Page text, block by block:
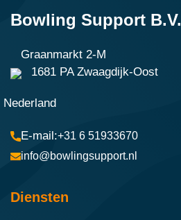
Bowling Support B.V.
Graanmarkt 2-M
1681 PA Zwaagdijk-Oost
Nederland
+31 6 51933670
info@bowlingsupport.nl
Diensten